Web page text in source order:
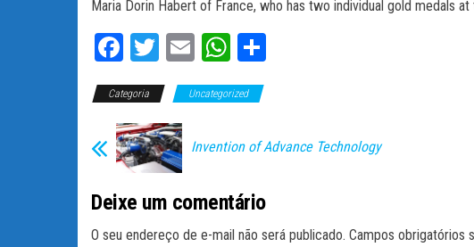
Maria Dorin Habert of France, who has two individual gold medals
Fa
ce
bo
ok
T
wi
tt
er
E
m
ail
W
ha
ts
A
pp
pa
rti
Categoria Uncategorized
Invention of Advance Technology
Deixe um comentário
O seu endereço de e-mail não será publicado. Campos obrigatórios